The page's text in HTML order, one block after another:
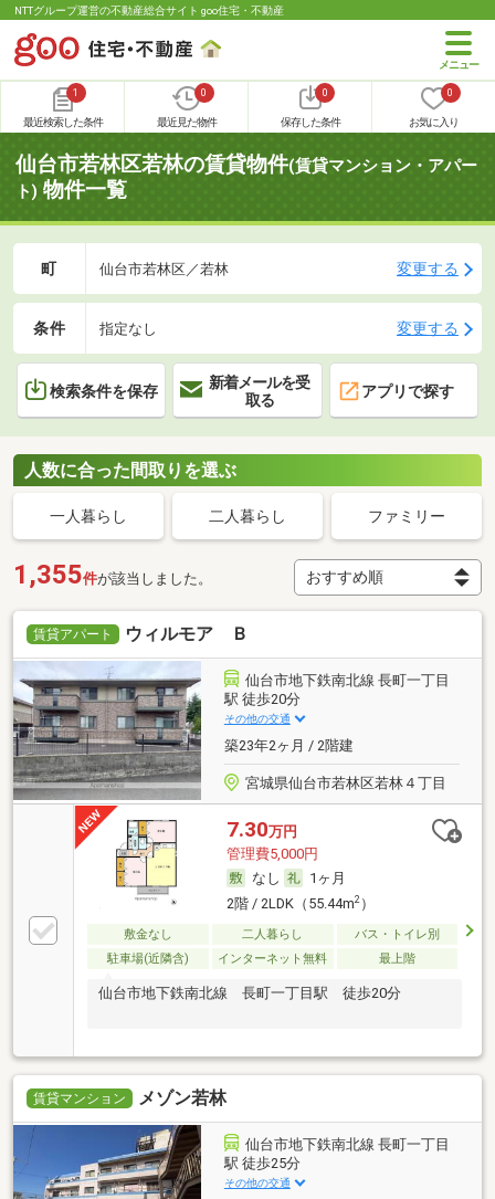
NTTグループ運営の不動産総合サイト goo住宅・不動産
1
最近検索した条件
0
最近見た物件
0
保存した条件
0
お気に入り
仙台市若林区若林の賃貸物件(賃貸マンション・アパー
ト) 物件一覧
町 仙台市若林区／若林 変更する
条件 指定なし 変更する
検索条件を保存
新着メールを受
取る
アプリで探す
人数に合った間取りを選ぶ
一人暮らし 二人暮らし ファミリー
1,355件が該当しました。
賃貸アパート ウィルモア Ｂ
仙台市地下鉄南北線 長町一丁目
駅 徒歩20分
その他の交通
築23年2ヶ月 / 2階建
宮城県仙台市若林区若林４丁目
7.30万円
管理費5,000円
なし
1ヶ月
2階 / 2LDK（55.44m2）
敷金なし 二人暮らし
バス・トイレ別
駐車場(近隣含)
インターネット無料 最上階
仙台市地下鉄南北線 長町一丁目駅 徒歩20分
賃貸マンション メゾン若林
仙台市地下鉄南北線 長町一丁目
駅 徒歩25分
その他の交通